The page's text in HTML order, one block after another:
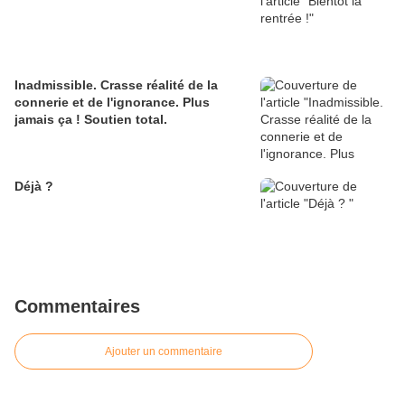
Inadmissible. Crasse réalité de la
connerie et de l'ignorance. Plus
jamais ça ! Soutien total.
Déjà ?
Commentaires
Ajouter un commentaire